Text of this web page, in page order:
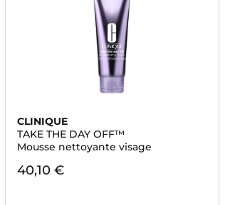
CLINIQUE
TAKE THE DAY OFF™
Mousse nettoyante visage
40,10 €